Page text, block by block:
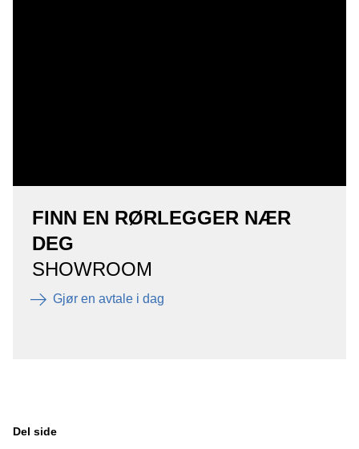
FINN EN RØRLEGGER NÆR
DEG
SHOWROOM
Gjør en avtale i dag
Del side